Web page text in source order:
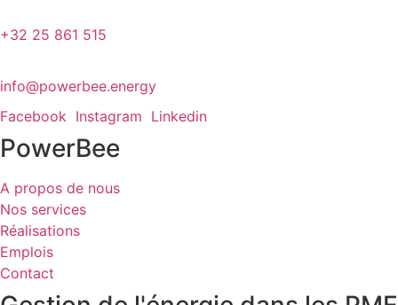
+32 25 861 515
info@powerbee.energy
Facebook Instagram Linkedin
PowerBee
A propos de nous
Nos services
Réalisations
Emplois
Contact